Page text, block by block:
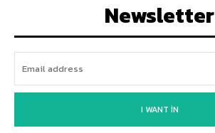
Newsletter
I WANT IN